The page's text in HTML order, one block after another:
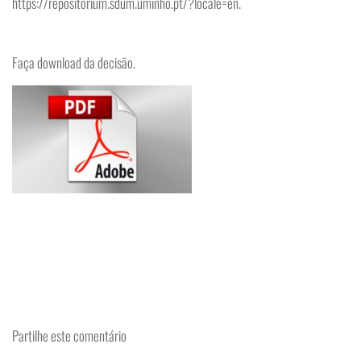
Faça download da decisão.
Partilhe este comentário